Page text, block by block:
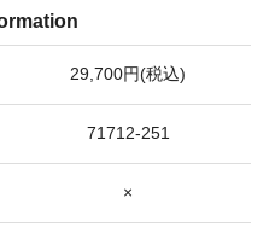
29,700円(税込)
71712-251
×